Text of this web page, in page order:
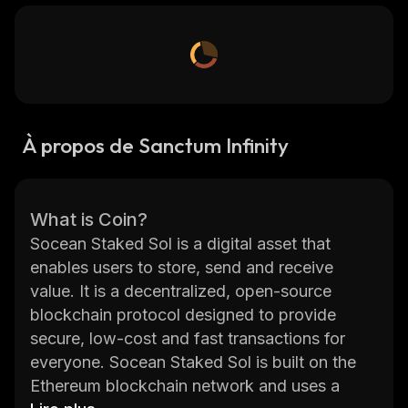
À propos de Sanctum Infinity
What is Coin?
Socean Staked Sol is a digital asset that
enables users to store, send and receive
value. It is a decentralized, open-source
blockchain protocol designed to provide
secure, low-cost and fast transactions for
everyone. Socean Staked Sol is built on the
Ethereum blockchain network and uses a